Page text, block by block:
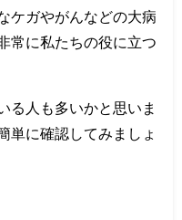
ケガやがんなどの大病
常に私たちの役に立つ
る人も多いかと思いま
単に確認してみましょ